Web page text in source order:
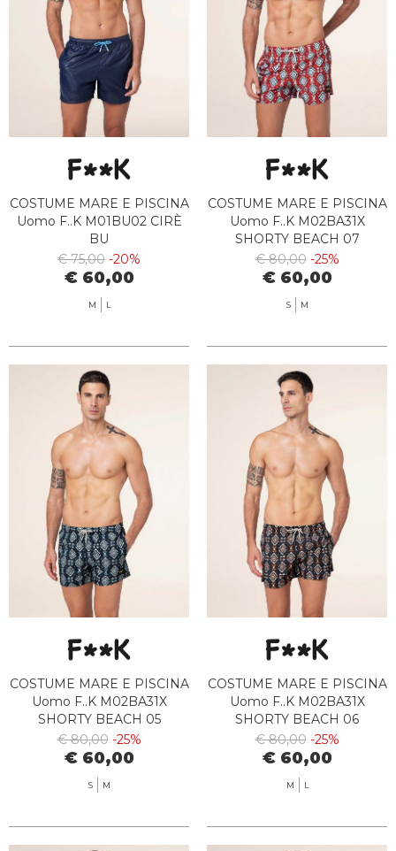
COSTUME MARE E PISCINA
Uomo F..K M01BU02 CIRÈ
BU
€ 75,00 -20%
€ 60,00
M L
COSTUME MARE E PISCINA
Uomo F..K M02BA31X
SHORTY BEACH 07
€ 80,00 -25%
€ 60,00
S M
COSTUME MARE E PISCINA
Uomo F..K M02BA31X
SHORTY BEACH 05
€ 80,00 -25%
€ 60,00
S M
COSTUME MARE E PISCINA
Uomo F..K M02BA31X
SHORTY BEACH 06
€ 80,00 -25%
€ 60,00
M L